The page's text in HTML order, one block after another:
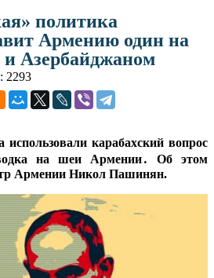
политика
Армению один на
и Азербайджаном
2293
использовали карабахский вопрос
на шеи Армении․ Об этом
Армении Никол Пашинян.